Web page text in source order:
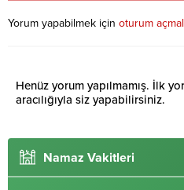
Yorum yapabilmek için oturum
Henüz yorum yapılmamış. İlk
aracılığıyla siz yapabilirsiniz.
Namaz Vakitleri